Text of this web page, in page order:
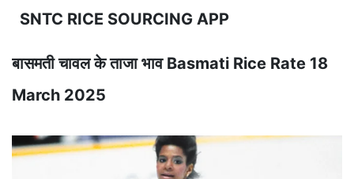
SNTC RICE SOURCING APP
बासमती चावल के ताजा भाव Basmati Rice Rate 18
March 2025